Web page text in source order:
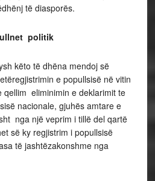
të diasporës.
politik
këto të dhëna mendoj së
e popullsisë në vitin
qellim eliminimin e deklarimit te
nacionale, gjuhës amtare e
nga një veprim i tillë del qartë
së ky regjistrim i popullsisë
të jashtëzakonshme nga